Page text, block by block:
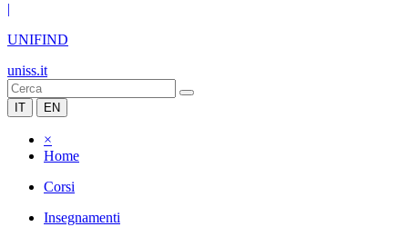
|
UNIFIND
uniss.it
IT EN
×
Home
Corsi
Insegnamenti